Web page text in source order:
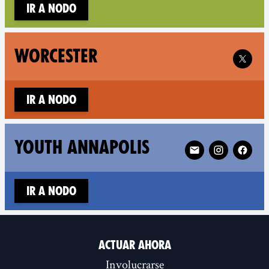
Ir a nodo
WORCESTER Follow
Ir a nodo
YOUTH ANNAPOLIS Follow XR Youth
Ir a nodo
ACTUAR AHORA
Involucrarse